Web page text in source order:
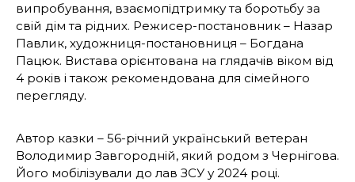
випробування, взаємопідтримку та боротьбу за
свій дім та рідних. Режисер-постановник – Назар
Павлик, художниця-постановниця – Богдана
Пацюк. Вистава орієнтована на глядачів віком від
4 років і також рекомендована для сімейного
перегляду.
Автор казки – 56-річний український ветеран
Володимир Завгородній, який родом з Чернігова.
Його мобілізували до лав ЗСУ у 2024 році.